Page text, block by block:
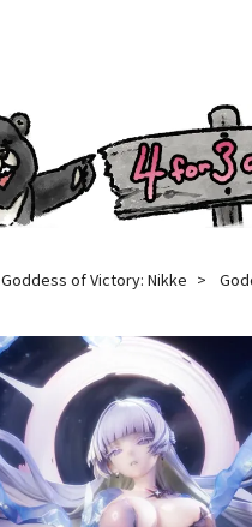
Goddess of Victory: Nikke